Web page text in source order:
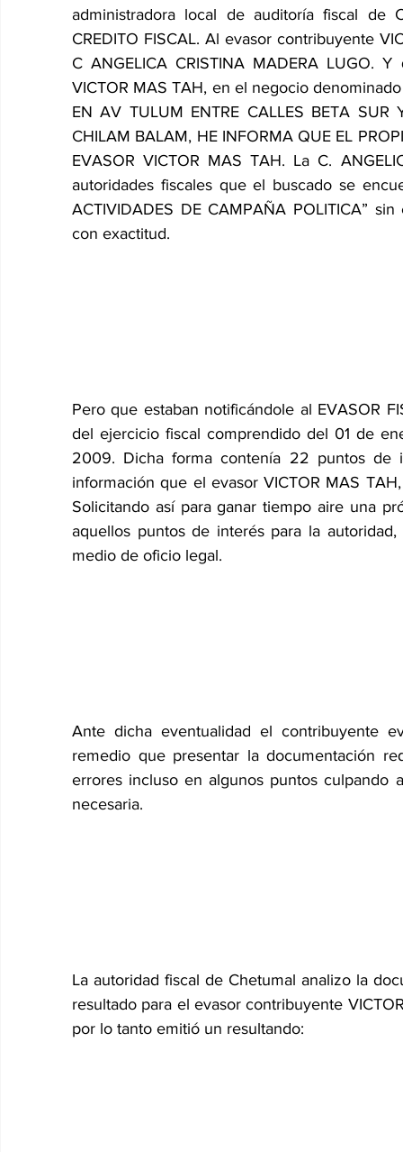
administradora local de auditoría fiscal de
CREDITO FISCAL. Al evasor contribuyente
C ANGELICA CRISTINA MADERA LUGO.
VICTOR MAS TAH, en el negocio
EN AV TULUM ENTRE CALLES BETA
CHILAM BALAM, HE INFORMA QUE EL
EVASOR VICTOR MAS TAH. La C.
autoridades fiscales que el buscado se
ACTIVIDADES DE CAMPAÑA POLITICA”
con exactitud.
Pero que estaban notificándole al EVASOR
del ejercicio fiscal comprendido del 01 de
2009. Dicha forma contenía 22 puntos de
información que el evasor VICTOR MAS
Solicitando así para ganar tiempo aire una
aquellos puntos de interés para la
medio de oficio legal.
Ante dicha eventualidad el contribuyente
remedio que presentar la documentación
errores incluso en algunos puntos culpando
necesaria.
La autoridad fiscal de Chetumal analizo la
resultado para el evasor contribuyente
por lo tanto emitió un resultando: